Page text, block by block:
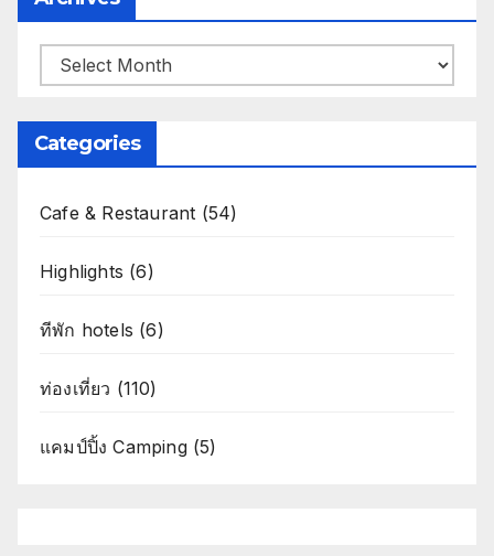
Archives
Categories
Cafe & Restaurant (54)
Highlights (6)
ทีพัก hotels (6)
ท่องเที่ยว (110)
แคมป์ปิ้ง Camping(5)